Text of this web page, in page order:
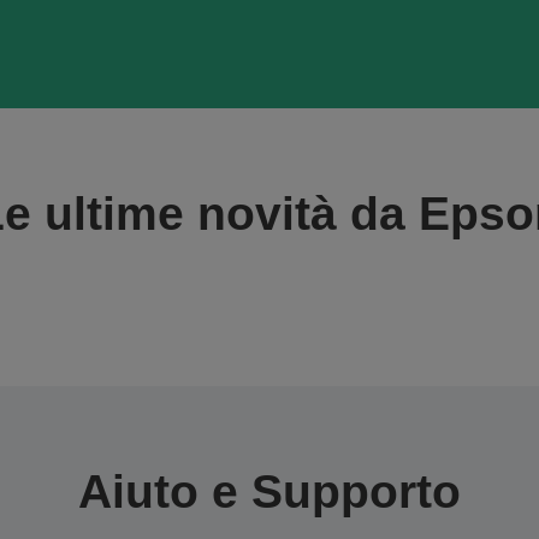
ultime novità da
Aiuto e Supporto